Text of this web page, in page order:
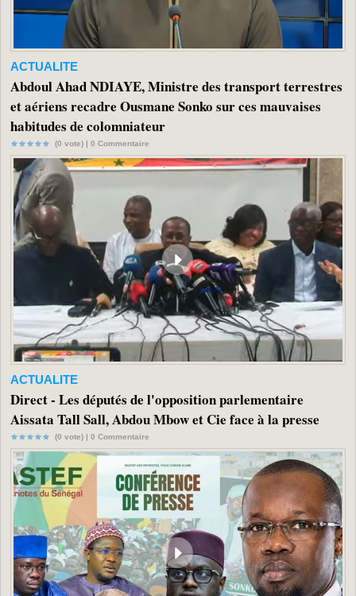
ACTUALITE
Abdoul Ahad NDIAYE, Ministre des transport terrestres
et aériens recadre Ousmane Sonko sur ces mauvaises
habitudes de colomniateur
(0 vote) | 0 Commentaire
ACTUALITE
Direct - Les députés de l'opposition parlementaire
Aissata Tall Sall, Abdou Mbow et Cie face à la presse
(0 vote) | 0 Commentaire